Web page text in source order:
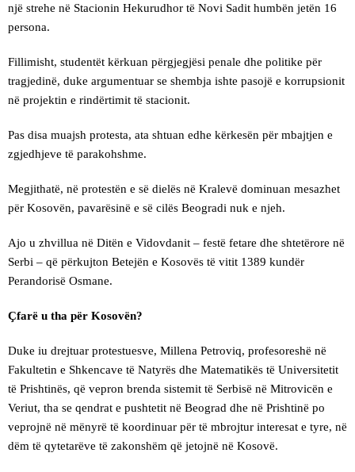
një strehe në Stacionin Hekurudhor të Novi Sadit humbën jetën 16
persona.
Fillimisht, studentët kërkuan përgjegjësi penale dhe politike për
tragjedinë, duke argumentuar se shembja ishte pasojë e korrupsionit
në projektin e rindërtimit të stacionit.
Pas disa muajsh protesta, ata shtuan edhe kërkesën për mbajtjen e
zgjedhjeve të parakohshme.
Megjithatë, në protestën e së dielës në Kralevë dominuan mesazhet
për Kosovën, pavarësinë e së cilës Beogradi nuk e njeh.
Ajo u zhvillua në Ditën e Vidovdanit – festë fetare dhe shtetërore në
Serbi – që përkujton Betejën e Kosovës të vitit 1389 kundër
Perandorisë Osmane.
Çfarë u tha për Kosovën?
Duke iu drejtuar protestuesve, Millena Petroviq, profesoreshë në
Fakultetin e Shkencave të Natyrës dhe Matematikës të Universitetit
të Prishtinës, që vepron brenda sistemit të Serbisë në Mitrovicën e
Veriut, tha se qendrat e pushtetit në Beograd dhe në Prishtinë po
veprojnë në mënyrë të koordinuar për të mbrojtur interesat e tyre, në
dëm të qytetarëve të zakonshëm që jetojnë në Kosovë.